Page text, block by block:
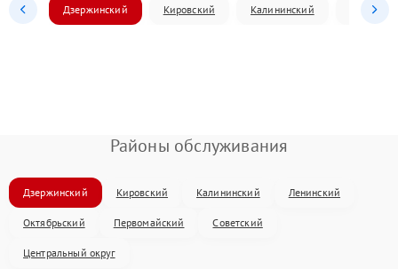
Дзержинский Кировский Калининский
Районы обслуживания
Дзержинский Кировский Калининский Ленинский
Октябрьский Первомайский Советский
Центральный округ